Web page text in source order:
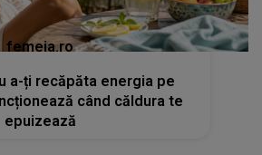
femeia.ro
a-ți recăpăta energia pe
când căldura te
epuizează